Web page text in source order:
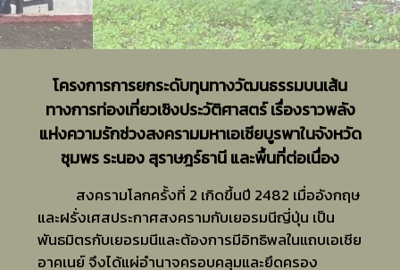
โครงการการยกระดับทุนทางวัฒนธรรมบนเส้น
ทางการท่องเที่ยวเชิงประวัติศาสตร์ เรื่องราวพลัง
แห่งความรักช่วงสงครามมหาเอเชียบูรพาในจังหวัด
ชุมพร ระนอง สุราษฎร์ธานี และพื้นที่ต่อเนื่อง
สงครามโลกครั้งที่ 2 เกิดขึ้นปี 2482 เมื่ออังกฤษ
และฝรั่งเศสประกาศสงครามกับเยอรมนีญี่ปุ่น เป็น
พันธมิตรกับเยอรมนีและต้องการมีอิทธิพลในแถบเอเชีย
อาคเนย์ จึงได้แผ่อำนาจครอบคลุมและยึดครอง